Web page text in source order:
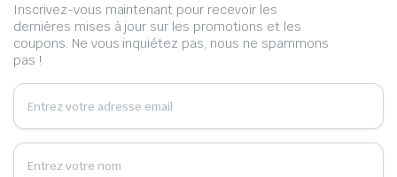
Inscrivez-vous maintenant pour recevoir les
dernières mises à jour sur les promotions et les
coupons. Ne vous inquiétez pas, nous ne spammons
pas !